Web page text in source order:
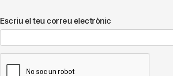
Escriu el teu correu electrònic